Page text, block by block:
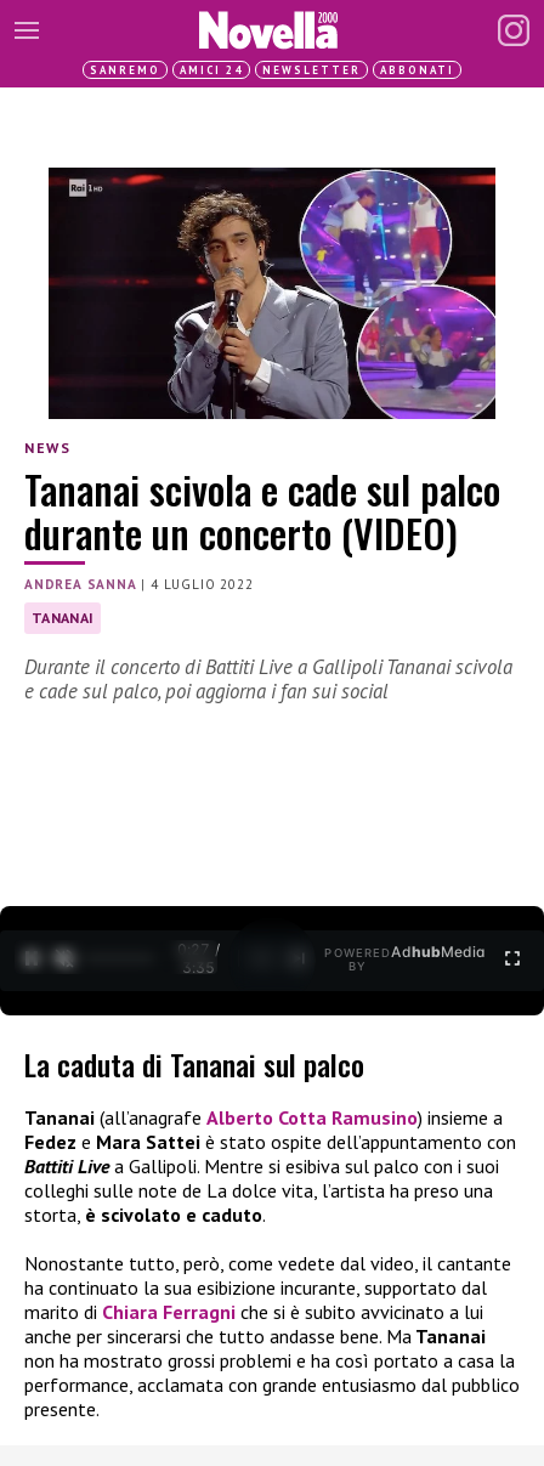
SANREMO AMICI 24 NEWSLETTER ABBONATI
NEWS
Tananai scivola e cade sul palco
durante un concerto (VIDEO)
ANDREA SANNA |4 LUGLIO 2022
TANANAI
Durante il concerto di Battiti Live a Gallipoli Tananai scivola
e cade sul palco, poi aggiorna i fan sui social
0:27 /
3:35
POWERED
BY
AdhubMedia
La caduta di Tananai sul palco
Tananai (all’anagrafe Alberto Cotta Ramusino) insieme a
Fedez e Mara Sattei è stato ospite dell’appuntamento con
Battiti Livea Gallipoli. Mentre si esibiva sul palco con i suoi
colleghi sulle note de La dolce vita, l’artista ha preso una
storta, è scivolato e caduto.
Nonostante tutto, però, come vedete dal video, il cantante
ha continuato la sua esibizione incurante, supportato dal
marito di Chiara Ferragni che si è subito avvicinato a lui
anche per sincerarsi che tutto andasse bene. Ma Tananai
non ha mostrato grossi problemi e ha così portato a casa la
performance, acclamata con grande entusiasmo dal pubblico
presente.